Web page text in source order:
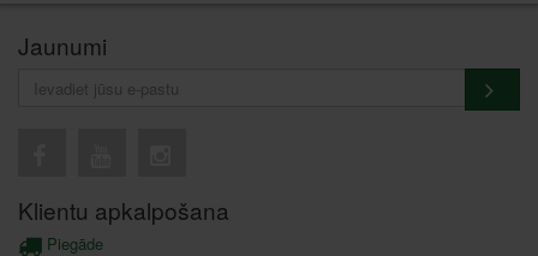
Jaunumi
Klientu apkalpošana
Piegāde